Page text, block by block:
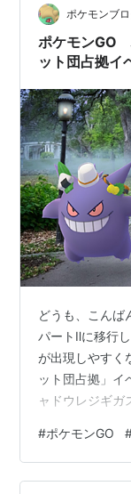
べく、最近まで
ポケモンブ
ポケモンGO
ット団占拠イ
どうも、こん
パートⅡに移行
が出現しやすく
ット団占拠」イ
ャドウレジギガ
残念⤵ イベント
で出現するポケ
ールドリサーチ
#ポケモンGO